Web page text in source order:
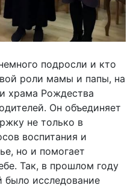
подросли и кто
роли мамы и папы, на
храма Рождества
Он объединяет
не только в
воспитания и
но и помогает
Так, в прошлом году
было исследование